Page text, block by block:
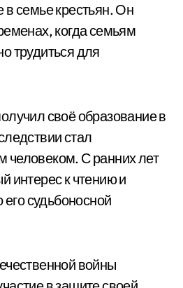
в семье крестьян. Он
когда семьям
трудиться для
своё образование в
стал
человеком. С ранних лет
интерес к чтению и
его судьбоносной
войны